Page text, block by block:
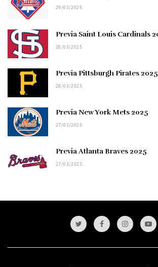
29/03/2025
Previa Saint Louis Cardinals
28/03/2025
Previa Pittsburgh Pirates 2025
28/03/2025
Previa New York Mets 2025
27/03/2025
Previa Atlanta Braves 2025
27/03/2025